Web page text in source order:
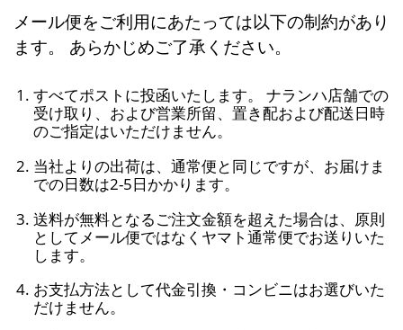
メール便をご利用にあたっては以下の制約があり
ます。 あらかじめご了承ください。
すべてポストに投函いたします。 ナランハ店舗での
受け取り、および営業所留、置き配および配送日時
のご指定はいただけません。
当社よりの出荷は、通常便と同じですが、お届けま
での日数は2-5日かかります。
送料が無料となるご注文金額を超えた場合は、原則
としてメール便ではなくヤマト通常便でお送りいた
します。
お支払方法として代金引換・コンビニはお選びいた
だけません。